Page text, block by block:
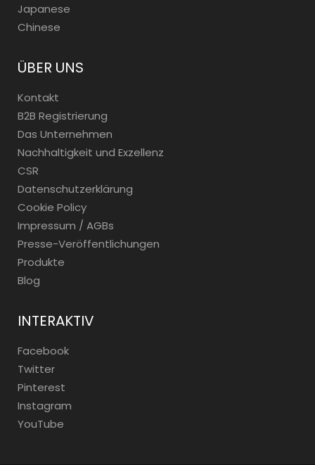
Japanese
Chinese
ÜBER UNS
Kontakt
B2B Registrierung
Das Unternehmen
Nachhaltigkeit und Exzellenz
CSR
Datenschutzerklärung
Cookie Policy
Impressum / AGBs
Presse-Veröffentlichungen
Produkte
Blog
INTERAKTIV
Facebook
Twitter
Pinterest
Instagram
YouTube